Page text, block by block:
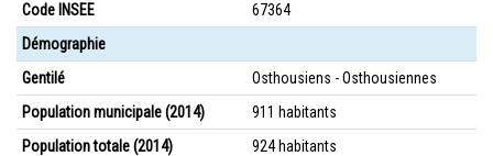
Code INSEE
67364
Démographie
Gentilé
Osthousiens - Osthousiennes
Population municipale (2014)
911 habitants
Population totale (2014)
924 habitants